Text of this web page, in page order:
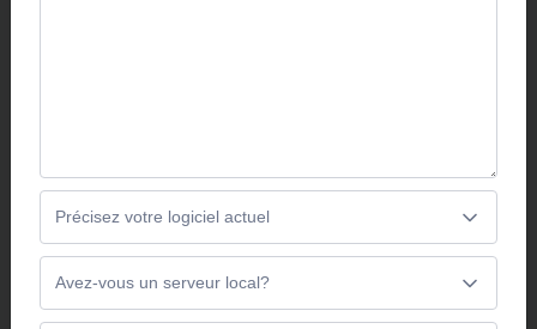
distance, où que vous soyez. Optosys Solution
s’ajuste à toutes les configurations de gestion
clinique.
Optosys Accès